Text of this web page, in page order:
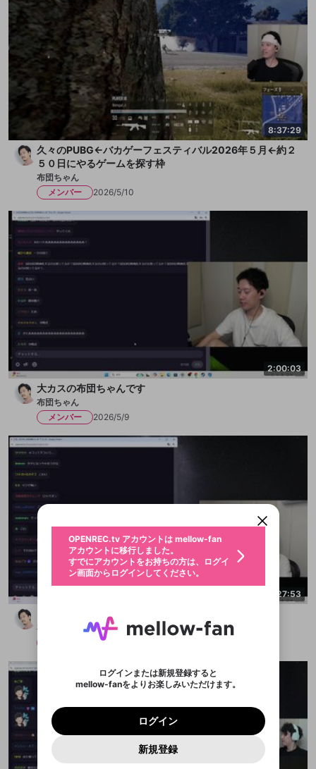
8:37:29
久々のPUBG←バカゲーフェスティバル2026年５月←約２
５０日にやるゲームを探す枠
布団ちゃん
メンバー
2026/5/10
2:00:03
大カスの布団ちゃんです
布団ちゃん
メンバー
2026/5/9
2:27:53
どうも、カスです
布団ちゃん
2025/10/19
ブレイクタイム広告
ライブ配信中に休憩するときに、最大1分間の広告
を表示することができます。
ユーザーの視聴環境によっては広告を表示すること
ができない場合があります。
詳しくはこちら
アプリで快適に視聴しよう！
ば、通知をもれなく受け取れます！
インストール アプリで開く
すでにアカウントをお持ちの方は、ログイ
新規登録
メールアドレスで新規登録
または
Google
Yahoo! JAPAN
Appleでサインアップ
@
次にお進みください。
こちらからOPENREC.tvでログイン中のア
ログイン
メールアドレスでログイン
または
Google
Yahoo! JAPAN
Appleでサインイン
ログイン
ログイン
パスワードを忘れた方はこちら
アカウントをお持ちですか？アカウントを作成する
OPENREC.tv アカウントは mellow-fan
アカウントに移行しました。
すでにアカウントをお持ちの方は、ログイ
ン画面からログインしてください。
ログインまたは新規登録すると
mellow-fanをよりお楽しみいただけます。
ログイン
新規登録
登録したメールアドレスを入力し、送信してくださ
再設定する
入力していただいたメールアドレ
スに、パスワード再設定用URLを
のでご確認ください
OK
年 月
生年月は登録後に変更できません。
お住まいの地域
ご登録いただいた情報はサービスの向上を目的
として使用いたします。
一部サービスをご利用いただくには、生年月の
登録が必要です。
認証コードの入力
メイン及びcs.openrec.co.jpドメイン）が受信拒否設
定に含まれていないかご確認ください。
入力
セッションの有効期限が切れたた
プレミアム会員に入会
不適切なユーザーとして報告しま
すか？
問題を選択してください
わいせつな表現
著作権の侵害
なりすまし行為
0
報告された問題については、利用規約に違反しているか
どうかをスタッフが確認します。
用することは、利用規約違反になります。
サブスクシェア
Discordアカウントをお持ちでない方
Discordアカウントを作成
Discordは第三者が提供するコミュニティーサービスで、
mellow-fanとは関わりがありません。Discordに関してのお
問い合わせにはお答えすることができません。Discordの仕
様変更により、限定コミュニティ特典の提供が終了する可能